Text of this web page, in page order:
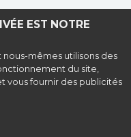
EST NOTRE
mêmes utilisons des
du site,
vous fournir des publicités